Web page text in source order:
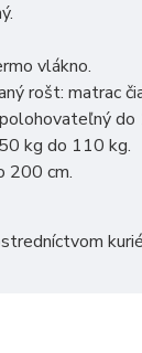
vlákno.
rošt: matrac
kg do 110 kg.
200 cm.